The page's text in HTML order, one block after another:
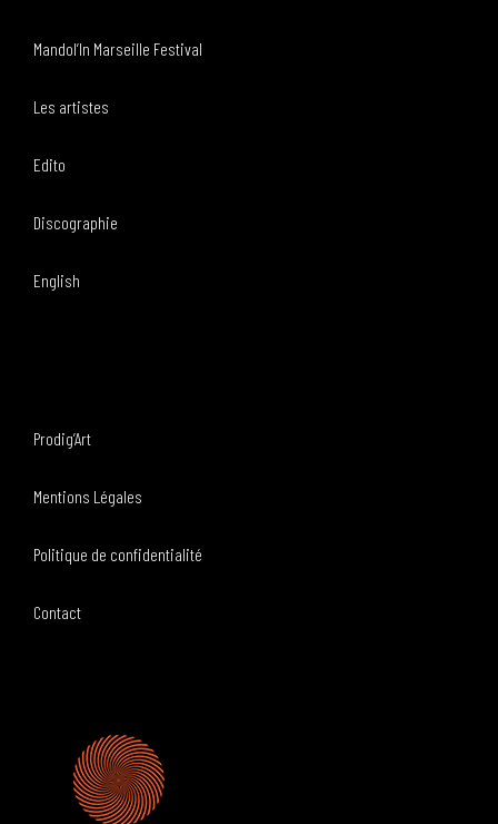
Mandol’In Marseille Festival
Les artistes
Edito
Discographie
English
Prodig’Art
Mentions Légales
Politique de confidentialité
Contact